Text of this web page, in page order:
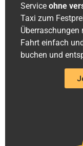
Service ohne
Taxi zum
Überraschungen
Fahrt einfach
buchen und